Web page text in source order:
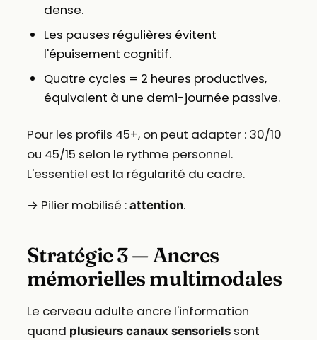
dense.
Les pauses régulières évitent
l'épuisement cognitif.
Quatre cycles = 2 heures productives,
équivalent à une demi-journée passive.
Pour les profils 45+, on peut adapter : 30/10
ou 45/15 selon le rythme personnel.
L'essentiel est la régularité du cadre.
→ Pilier mobilisé : attention.
Stratégie 3 — Ancres
mémorielles multimodales
Le cerveau adulte ancre l'information
quand plusieurs canaux sensorielssont